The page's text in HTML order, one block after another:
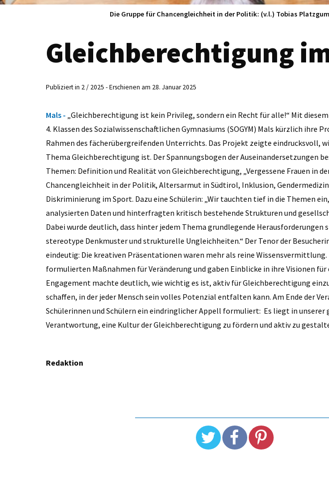
Die Gruppe für Chancengleichheit in der Politik: (v.l.) Tobias
Gleichberechtigung
Publiziert in 2 / 2025 - Erschienen am 28. Januar 2025
Mals - „Gleichberechtigung ist kein Privileg, sondern ein Recht für alle!“ Mit
4. Klassen des Sozialwissenschaftlichen Gymnasiums (SOGYM) Mals kürzlich ihre
Rahmen des fächerübergreifenden Unterrichts. Das Projekt zeigte eindrucksvoll,
Thema Gleichberechtigung ist. Der Spannungsbogen der Auseinandersetzungen
Themen: Definition und Realität von Gleichberechtigung, „Vergessene Frauen in
Chancengleichheit in der Politik, Altersarmut in Südtirol, Inklusion,
Diskriminierung im Sport. Dazu eine Schülerin: „Wir tauchten tief in die Themen
analysierten Daten und hinterfragten kritisch bestehende Strukturen und
Dabei wurde deutlich, dass hinter jedem Thema grundlegende Herausforderungen
stereotype Denkmuster und strukturelle Ungleichheiten.“ Der Tenor der
eindeutig: Die kreativen Präsentationen waren mehr als reine Wissensvermittlung.
formulierten Maßnahmen für Veränderung und gaben Einblicke in ihre Visionen
Engagement machte deutlich, wie wichtig es ist, aktiv für Gleichberechtigung
schaffen, in der jeder Mensch sein volles Potenzial entfalten kann. Am Ende der
Schülerinnen und Schülern ein eindringlicher Appell formuliert: Es liegt in unserer
Verantwortung, eine Kultur der Gleichberechtigung zu fördern und aktiv zu
Redaktion